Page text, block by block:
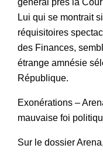
général près la
Lui qui se montrait
réquisitoires
des Finances,
étrange amnésie
République.
Exonérations –
mauvaise foi
Sur le dossier